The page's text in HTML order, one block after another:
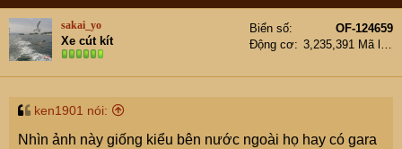
sakai_yo
Xe cút kít
Biển số
OF-124659
Động cơ
3,235,391 Mã lực
ken1901 nói:
Nhìn ảnh này giống kiểu bên nước ngoài họ hay có gara